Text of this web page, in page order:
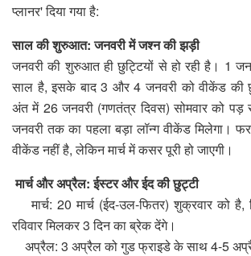
प्लानर' दिया गया है:
साल की शुरुआत: जनवरी में जश्न की झड़ी
जनवरी की शुरुआत ही छुट्टियों से हो रही है। 1
साल है, इसके बाद 3 और 4 जनवरी को वीकेंड की
अंत में 26 जनवरी (गणतंत्र दिवस) सोमवार को पड़
जनवरी तक का पहला बड़ा लॉन्ग वीकेंड मिलेगा।
वीकेंड नहीं है, लेकिन मार्च में कसर पूरी हो जाएगी।
मार्च और अप्रैल: ईस्टर और ईद की छुट्टी
मार्च: 20 मार्च (ईद-उल-फितर) शुक्रवार को
रविवार मिलकर 3 दिन का ब्रेक देंगे।
अप्रैल: 3 अप्रैल को गुड फ्राइडे के साथ 4-5